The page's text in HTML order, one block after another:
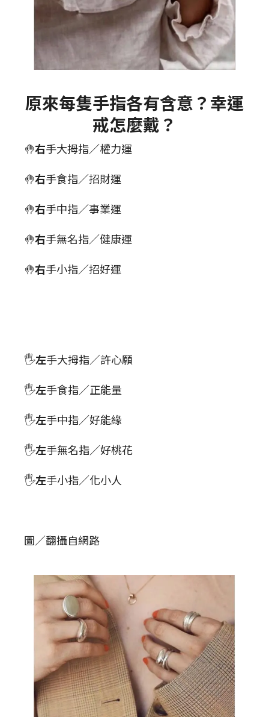
原來每隻手指各有含意？幸運
戒怎麼戴？
🤚右手大拇指／權力運
🤚右手食指／招財運
🤚右手中指／事業運
🤚右手無名指／健康運
🤚右手小指／招好運
🖐左手大拇指／許心願
🖐左手食指／正能量
🖐左手中指／好能緣
🖐左手無名指／好桃花
🖐左手小指／化小人
圖／翻攝自網路